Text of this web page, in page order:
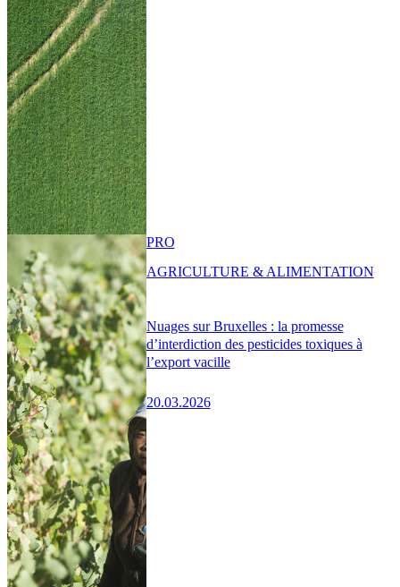
Nuages sur Bruxelles : la promesse
d’interdiction des pesticides toxiques à
l’export vacille
20.03.2026
PRO
AGRICULTURE & ALIMENTATION